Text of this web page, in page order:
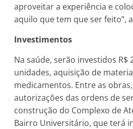
aproveitar a experiência e
aquilo que tem que ser feito”,
Investimentos
Na saúde, serão investidos R$
unidades, aquisição de
medicamentos. Entre as
autorizações das ordens de
construção do Complexo de
Bairro Universitário, que terá